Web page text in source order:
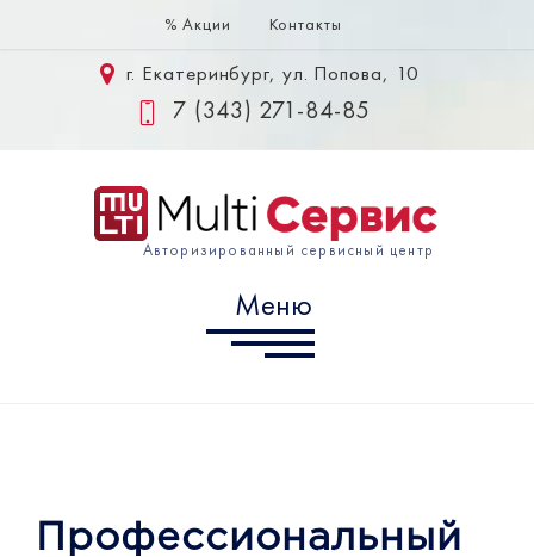
Меню
Samsung
Xiaomi
% Акции Контакты
г. Екатеринбург, ул. Попова, 10
7 (343) 271-84-85
Авторизированный сервисный центр
Меню
Профессиональный